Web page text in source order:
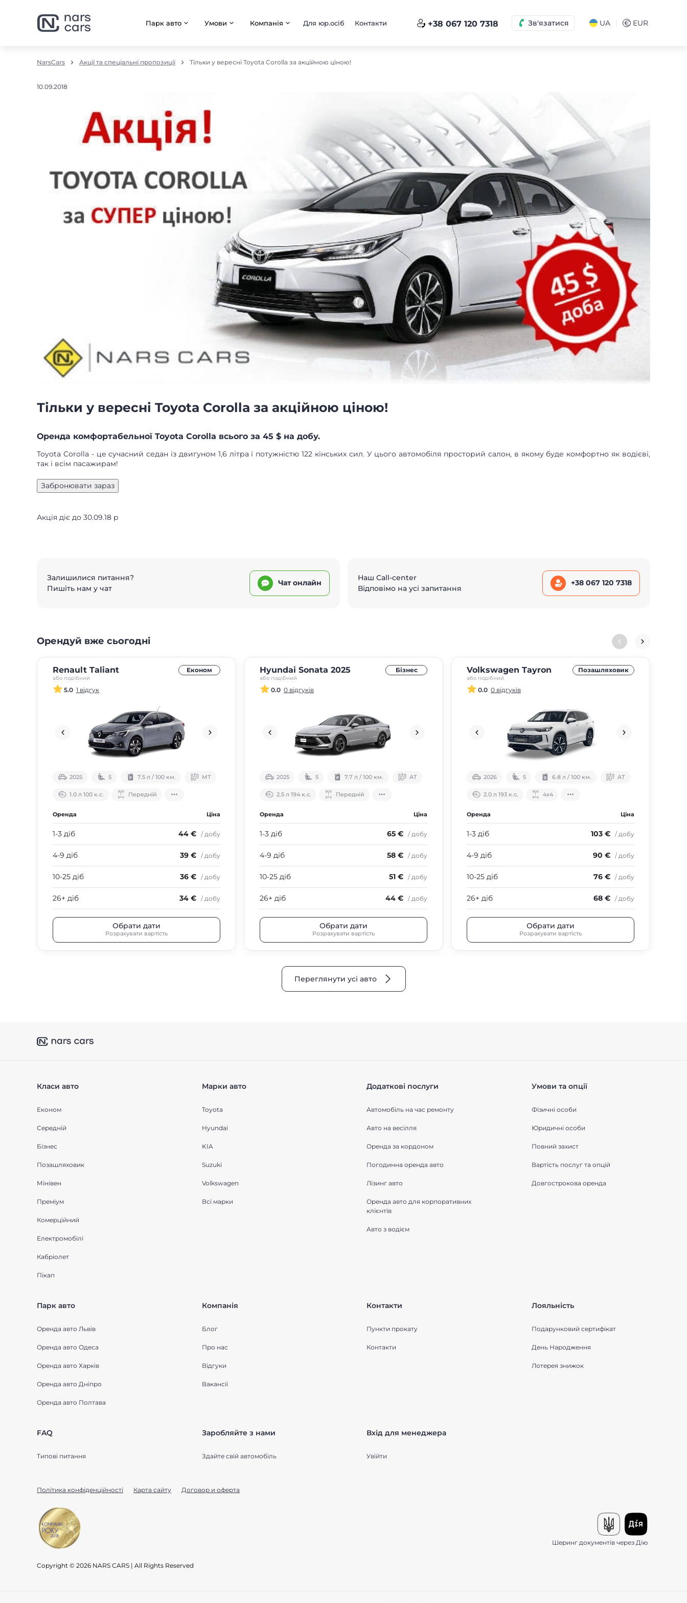
Парк авто Умови Компанія Для юр.осіб Контакти +38 067 120 7318 Зв'язатися UA € EUR
NarsCars Акції та спеціальні пропозиції Тільки у вересні Toyota Corolla за акційною ціною!
10.09.2018
Тільки у вересні Toyota Corolla за акційною ціною!
Оренда комфортабельної Toyota Corolla всього за 45 $ на добу.
Toyota Corolla - це сучасний седан із двигуном 1,6 літра і потужністю 122 кінських сил. У цього автомобіля просторий салон, в якому буде комфортно як водієві,
так і всім пасажирам!
Акція діє до 30.09.18 р
Залишилися питання?
Пишіть нам у чат
Чат онлайн
Наш Call-center
Відповімо на усі запитання
+38 067 120 7318
Орендуй вже сьогодні
Renault Taliant
або подібний
Економ
5.0 1 відгук
2025 5 7.5 л / 100 км. МТ
1.0 л 100 к.с. Передній
Оренда Ціна
1-3 діб 44 € / добу
4-9 діб 39 € / добу
10-25 діб 36 € / добу
26+ діб 34 € / добу
Обрати дати
Розрахувати вартість
Hyundai Sonata 2025
або подібний
Бізнес
0.0 0 відгуків
2025 5 7.7 л / 100 км. АТ
2.5 л 194 к.с. Передній
Оренда Ціна
1-3 діб 65 € / добу
4-9 діб 58 € / добу
10-25 діб 51 € / добу
26+ діб 44 € / добу
Обрати дати
Розрахувати вартість
Volkswagen Tayron
або подібний
Позашляховик
0.0 0 відгуків
2026 5 6.8 л / 100 км. АТ
2.0 л 193 к.с. 4х4
Оренда Ціна
1-3 діб 103 € / добу
4-9 діб 90 € / добу
10-25 діб 76 € / добу
26+ діб 68 € / добу
Обрати дати
Розрахувати вартість
Переглянути усі авто
Класи авто
Економ
Середнiй
Бізнес
Позашляховик
Мінівен
Преміум
Комерційний
Електромобілі
Кабріолет
Пікап
Марки авто
Toyota
Hyundai
KIA
Suzuki
Volkswagen
Всі марки
Додаткові послуги
Автомобіль на час ремонту
Авто на весілля
Оренда за кордоном
Погодинна оренда авто
Лізинг авто
Оренда авто для корпоративних
клієнтів
Авто з водієм
Умови та опції
Фізичні особи
Юридичні особи
Повний захист
Вартість послуг та опцій
Довгострокова оренда
Парк авто
Оренда авто Львів
Оренда авто Одеса
Оренда авто Харків
Оренда авто Дніпро
Оренда авто Полтава
Компанія
Блог
Про нас
Відгуки
Вакансії
Контакти
Пункти прокату
Контакти
Лояльність
Подарунковий сертифікат
День Народження
Лотерея знижок
FAQ
Типові питання
Заробляйте з нами
Здайте свій автомобіль
Вхід для менеджера
Увійти
Політика конфіденційності Карта сайту Договор и оферта
Copyright © 2026 NARS CARS | All Rights Reserved
Шеринг документів через Дію